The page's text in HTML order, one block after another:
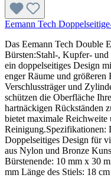
Eemann Tech
Das Eemann Tech Double
Bürsten:Stahl-, Kupfer-
ein doppelseitiges Design
enger Räume und
Verschlussträger und
schützen die Oberfläche
hartnäckigen Rückständen
bietet maximale
Doppelseitiges Design für
aus Nylon und Bronze
Bürstenende: 10 mm x 30
mm Länge des Stiels: 18 cm